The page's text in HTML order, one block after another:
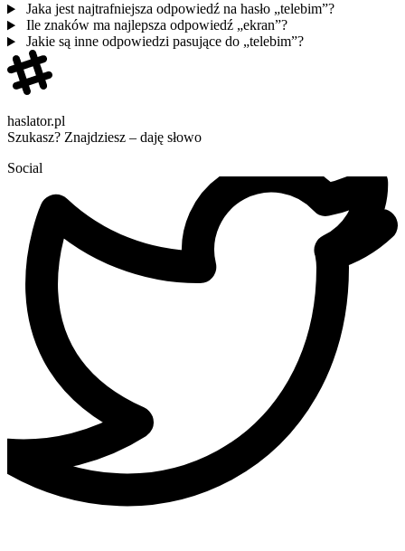
Jaka jest najtrafniejsza odpowiedź na hasło „telebim”?
Ile znaków ma najlepsza odpowiedź „ekran”?
Jakie są inne odpowiedzi pasujące do „telebim”?
haslator.pl
Szukasz? Znajdziesz – daję słowo
Social